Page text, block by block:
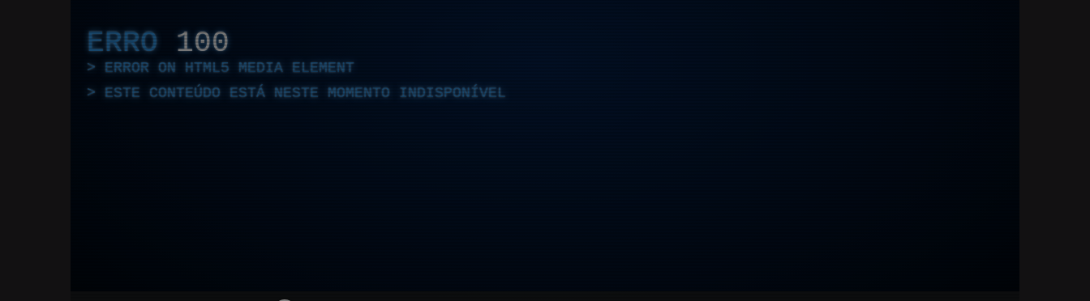
ERRO 100
ERROR ON HTML5 MEDIA ELEMENT
ESTE CONTEÚDO ESTÁ NESTE MOMENTO INDISPONÍVEL